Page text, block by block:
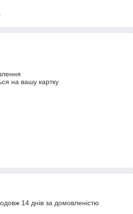
на вашу картку
14 днів за домовленістю